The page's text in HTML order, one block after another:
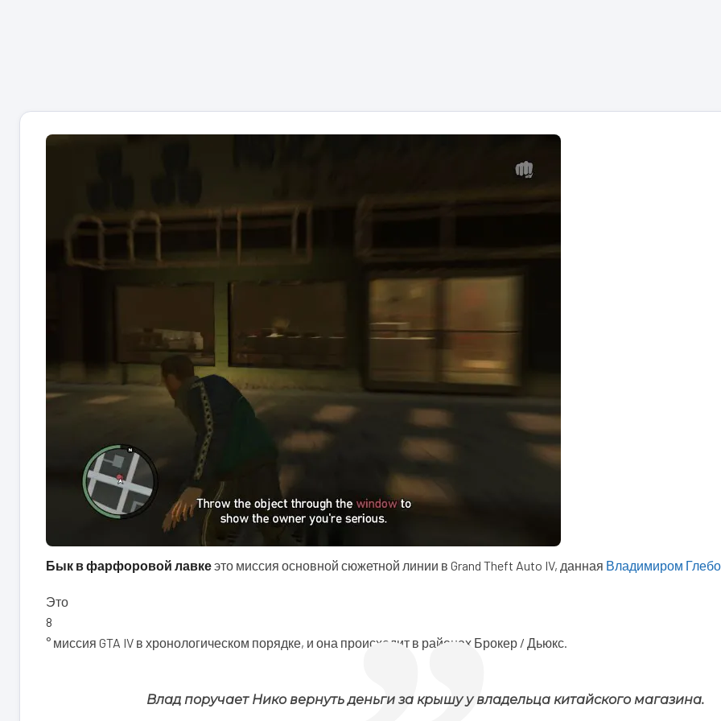
Бык в фарфоровой лавкеэто миссия основной сюжетной линии в Grand Theft Auto IV, данная Владимиром
Это
8
° миссия GTA IV в хронологическом порядке, и она происходит в районах Брокер / Дьюкс.
Влад поручает Нико вернуть деньги за крышу у владельца китайского магазина.